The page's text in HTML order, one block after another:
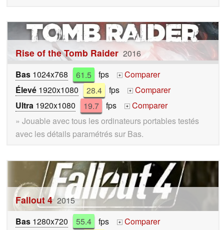
Rise of the Tomb Raider 2016
Bas 1024x768 61.5 fps +
Comparer
Élevé 1920x1080 28.4 fps +
Comparer
Ultra 1920x1080 19.7 fps +
Comparer
» Jouable avec tous les ordinateurs portables testés
avec les détails paramétrés sur Bas.
Fallout 4 2015
Bas 1280x720 55.4 fps +
Comparer